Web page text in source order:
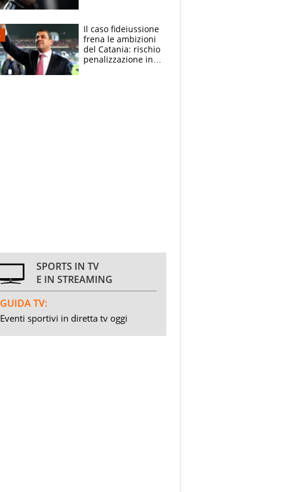
attacco all’Italia
Il caso fideiussione
frena le ambizioni
del Catania: rischio
penalizzazione in
SPORTS IN TV
E IN STREAMING
GUIDA TV:
Eventi sportivi in diretta tv oggi